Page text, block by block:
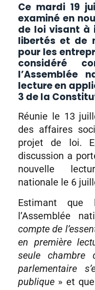
Ce mardi 19
examiné en
de loi visant à
libertés et de
pour les
considéré
l’Assemblée
lecture en
3 de la
Réunie le 13
des affaires
projet de loi.
discussion a
nouvelle
nationale le 6
Estimant
l’Assemblée
compte de
en première
seule chambre
parlementaire
publique» et